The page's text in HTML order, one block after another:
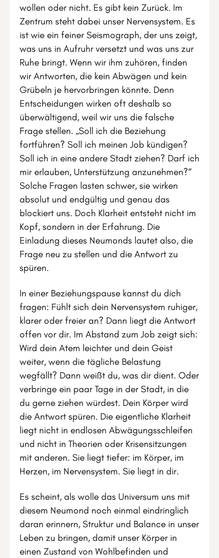
wollen oder nicht. Es gibt kein Zurück. Im
Zentrum steht dabei unser Nervensystem. Es
ist wie ein feiner Seismograph, der uns zeigt,
was uns in Aufruhr versetzt und was uns zur
Ruhe bringt. Wenn wir ihm zuhören, finden
wir Antworten, die kein Abwägen und kein
Grübeln je hervorbringen könnte. Denn
Entscheidungen wirken oft deshalb so
überwältigend, weil wir uns die falsche
Frage stellen. „Soll ich die Beziehung
fortführen? Soll ich meinen Job kündigen?
Soll ich in eine andere Stadt ziehen? Darf ich
mir erlauben, Unterstützung anzunehmen?“
Solche Fragen lasten schwer, sie wirken
absolut und endgültig und genau das
blockiert uns. Doch Klarheit entsteht nicht im
Kopf, sondern in der Erfahrung. Die
Einladung dieses Neumonds lautet also, die
Frage neu zu stellen und die Antwort zu
spüren.
In einer Beziehungspause kannst du dich
fragen: Fühlt sich dein Nervensystem ruhiger,
klarer oder freier an? Dann liegt die Antwort
offen vor dir. Im Abstand zum Job zeigt sich:
Wird dein Atem leichter und dein Geist
weiter, wenn die tägliche Belastung
wegfällt? Dann weißt du, was dir dient. Oder
verbringe ein paar Tage in der Stadt, in die
du gerne ziehen würdest. Dein Körper wird
die Antwort spüren. Die eigentliche Klarheit
liegt nicht in endlosen Abwägungsschleifen
und nicht in Theorien oder Krisensitzungen
mit anderen. Sie liegt tiefer: im Körper, im
Herzen, im Nervensystem. Sie liegt in dir.
Es scheint, als wolle das Universum uns mit
diesem Neumond noch einmal eindringlich
daran erinnern, Struktur und Balance in unser
Leben zu bringen, damit unser Körper in
einen Zustand von Wohlbefinden und